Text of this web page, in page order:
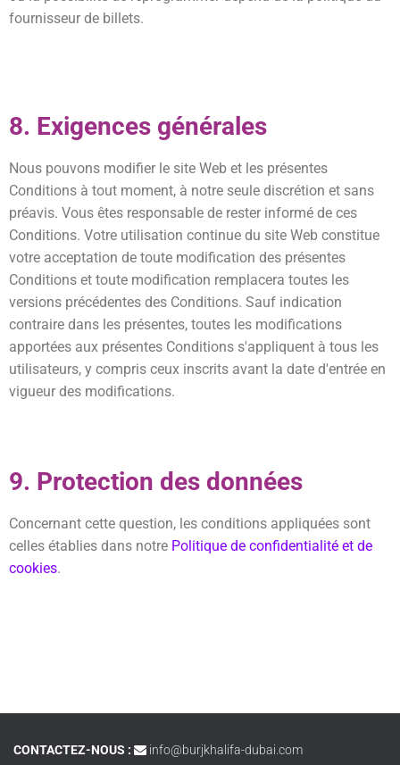
fournisseur de billets.
8. Exigences générales
Nous pouvons modifier le site Web et les présentes
Conditions à tout moment, à notre seule discrétion et sans
préavis. Vous êtes responsable de rester informé de ces
Conditions. Votre utilisation continue du site Web constitue
votre acceptation de toute modification des présentes
Conditions et toute modification remplacera toutes les
versions précédentes des Conditions. Sauf indication
contraire dans les présentes, toutes les modifications
apportées aux présentes Conditions s'appliquent à tous les
utilisateurs, y compris ceux inscrits avant la date d'entrée en
vigueur des modifications.
9. Protection des données
Concernant cette question, les conditions appliquées sont
celles établies dans notre Politique de confidentialité et de
cookies.
CONTACTEZ-NOUS : info@burjkhalifa-dubai.com